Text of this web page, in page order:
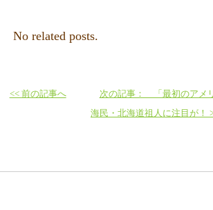
No related posts.
次の記事： 「最初のアメ
海民・北海道祖人に注目が！
<< 前の記事へ